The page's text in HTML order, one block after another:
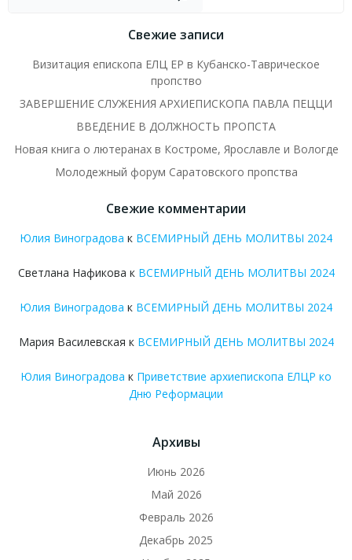
Свежие записи
Визитация епископа ЕЛЦ ЕР в Кубанско-Таврическое
пропство
ЗАВЕРШЕНИЕ СЛУЖЕНИЯ АРХИЕПИСКОПА ПАВЛА ПЕЦЦИ
ВВЕДЕНИЕ В ДОЛЖНОСТЬ ПРОПСТА
Новая книга о лютеранах в Костроме, Ярославле и Вологде
Молодежный форум Саратовского пропства
Свежие комментарии
Юлия Виноградова к ВСЕМИРНЫЙ ДЕНЬ МОЛИТВЫ 2024
Светлана Нафикова к ВСЕМИРНЫЙ ДЕНЬ МОЛИТВЫ 2024
Юлия Виноградова к ВСЕМИРНЫЙ ДЕНЬ МОЛИТВЫ 2024
Мария Василевская к ВСЕМИРНЫЙ ДЕНЬ МОЛИТВЫ 2024
Юлия Виноградова к Приветствие архиепископа ЕЛЦР ко
Дню Реформации
Архивы
Июнь 2026
Май 2026
Февраль 2026
Декабрь 2025